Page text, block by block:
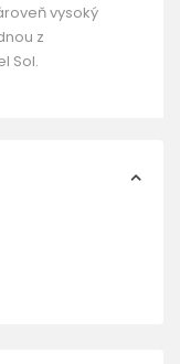
vysoký
z
Sol.